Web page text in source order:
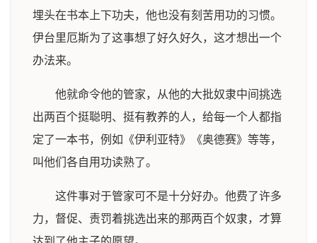
埋头在书本上下功夫，他也没有刻苦用功的习惯。
伊台里厄斯为了这事想了好久好久，这才想出一个
办法来。
他就命令他的管家，从他的大批奴隶中间挑选
出两百个挺聪明、挺有教养的人，给每一个人都指
定了一本书，例如《伊利亚特》《奥德赛》等等，
叫他们各自用功读熟了。
这件事对于管家可不是十分好办。他费了许多
力，督促、责罚着挑选出来的那两百个奴隶，才算